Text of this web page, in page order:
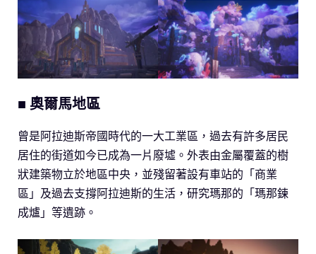
■ 奧爾馬地區
曾是阿拉迪斯帝國時代的一大工業區，過去有許多居民
居住的街道如今已成為一片廢墟。外表由金屬覆蓋的樹
狀建築物立於地區中央，並殘留著設有車站的「商業
區」及過去支撐阿拉迪斯的生活，研究瑪那的「瑪那鍊
成爐」等遺跡。